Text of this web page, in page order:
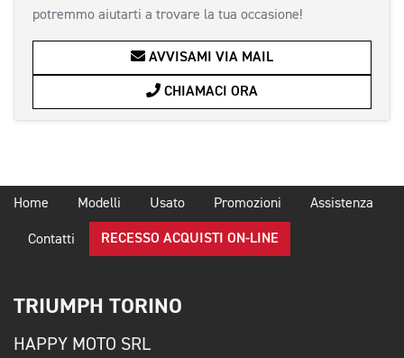
potremmo aiutarti a trovare la tua occasione!
AVVISAMI VIA MAIL
CHIAMACI ORA
Home Modelli Usato Promozioni Assistenza
Contatti RECESSO ACQUISTI ON-LINE
TRIUMPH TORINO
HAPPY MOTO SRL